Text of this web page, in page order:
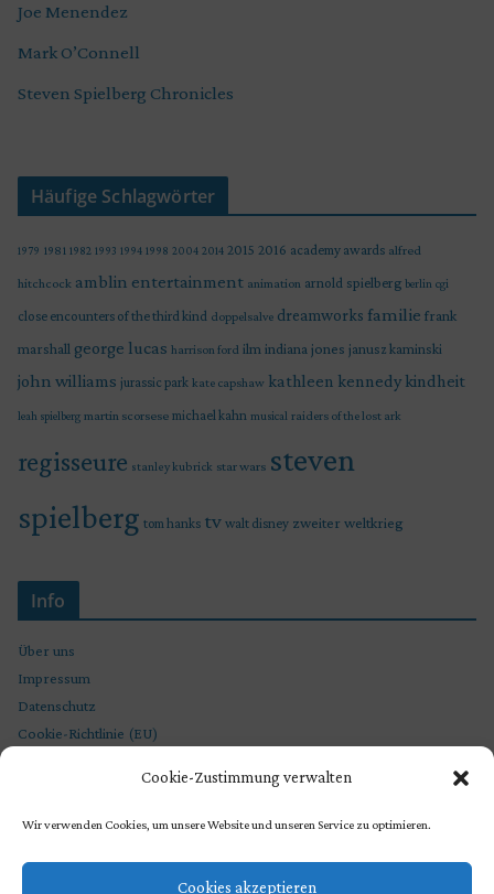
Cookie-Zustimmung verwalten
Wir verwenden Cookies, um unsere Website und unseren Service zu optimieren.
Cookies akzeptieren
Joe Menendez
Mark O’Connell
Steven Spielberg Chronicles
Häufige Schlagwörter
1979 1981 1982 1993 1994 1998 2004 2014 2015 2016 academy awards alfred
hitchcock amblin entertainment animation arnold spielberg berlin cgi
close encounters of the third kind doppelsalve dreamworks familie frank
marshall george lucas harrison ford ilm indiana jones janusz kaminski
john williams jurassic park kate capshaw kathleen kennedy kindheit
leah spielberg martin scorsese michael kahn musical raiders of the lost ark
regisseure stanley kubrick star wars steven
spielberg tom hanks tv walt disney zweiter weltkrieg
Info
Über uns
Impressum
Datenschutz
Cookie-Richtlinie (EU)